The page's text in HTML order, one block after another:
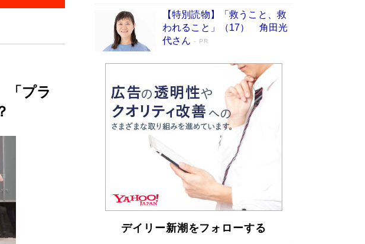
「プラ
Book Bang
「『火垂るの墓』は、大嘘である」原作者が抱き
続けた“自責の念”とは…「自己憐憫は描きたくな
い」監督が徹底的にこだわったこと（後編） #
戦争の記憶
Book Bang
｢東大に入る子｣は、小学校入学前のお母さん次第
で決まっている 東大生に早生まれが少ない理由
は、ここにあった！
Book Bang
坂本龍一「ステージ4」のガンとの闘病を語る
Book Bang
【特別読物】「救うこと、救
われること」（17） 角田光
代さん
PR
デイリー新潮をフォローする